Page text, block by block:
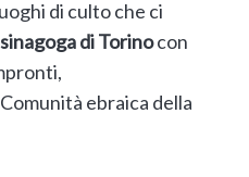
di culto che ci
sinagoga di Torinocon
ebraica della